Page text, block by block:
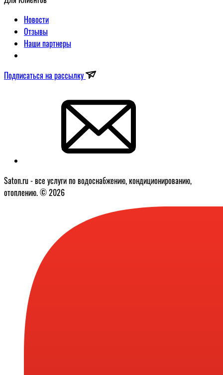
Новости
Отзывы
Наши партнеры
Подписаться на рассылку
Saton.ru - все услуги по водоснабжению, кондиционированию,
отоплению. © 2026